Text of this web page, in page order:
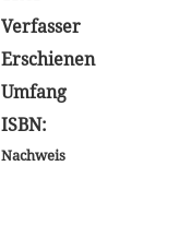
Verfasser
Erschienen
Umfang
ISBN:
Nachweis